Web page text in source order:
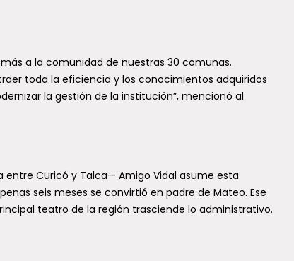
a la comunidad de nuestras 30 comunas.
toda la eficiencia y los conocimientos adquiridos
la gestión de la institución”, mencionó al
entre Curicó y Talca— Amigo Vidal asume esta
seis meses se convirtió en padre de Mateo. Ese
teatro de la región trasciende lo administrativo.